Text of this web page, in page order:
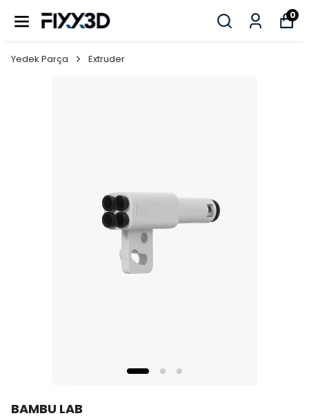
0
Yedek Parça Extruder
BAMBU LAB